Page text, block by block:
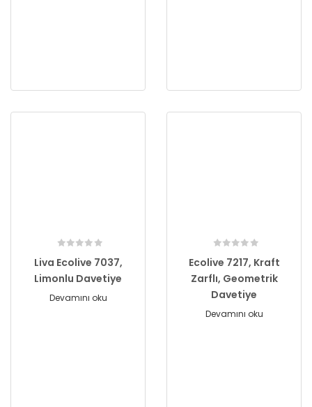
Liva Ecolive 7037,
Limonlu Davetiye
Devamını oku
Ecolive 7217, Kraft
Zarflı, Geometrik
Davetiye
Devamını oku